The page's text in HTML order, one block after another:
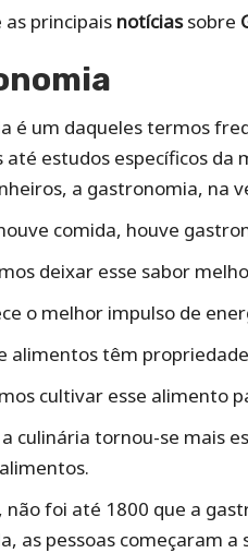
principais notíciassobre
é um daqueles termos
estudos específicos da
a gastronomia, na
comida, houve
deixar esse sabor
o melhor impulso de
alimentos têm
cultivar esse alimento
culinária tornou-se mais
foi até 1800 que a
as pessoas começaram